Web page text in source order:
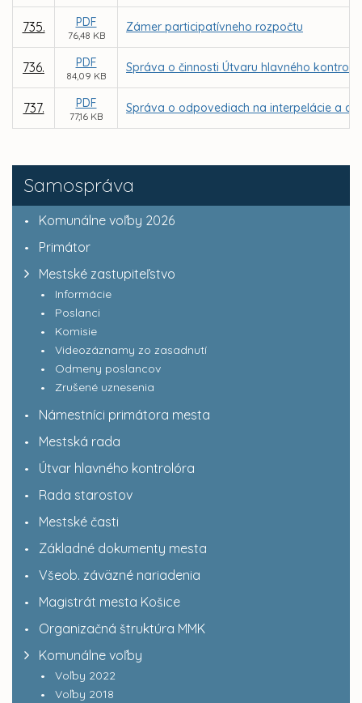
Samospráva
Komunálne voľby 2026
Primátor
Mestské zastupiteľstvo
Informácie
Poslanci
Komisie
Videozáznamy zo zasadnutí
Odmeny poslancov
Zrušené uznesenia
Námestníci primátora mesta
Mestská rada
Útvar hlavného kontrolóra
Rada starostov
Mestské časti
Základné dokumenty mesta
Všeob. záväzné nariadenia
Magistrát mesta Košice
Organizačná štruktúra MMK
Komunálne voľby
Voľby 2022
Voľby 2018
735. PDF
76,48 KB
Zámer participatívneho rozpočtu
736. PDF
84,09 KB
Správa o činnosti Útvaru hlavného
737. PDF
77,16 KB
Správa o odpovediach na interpelácie a